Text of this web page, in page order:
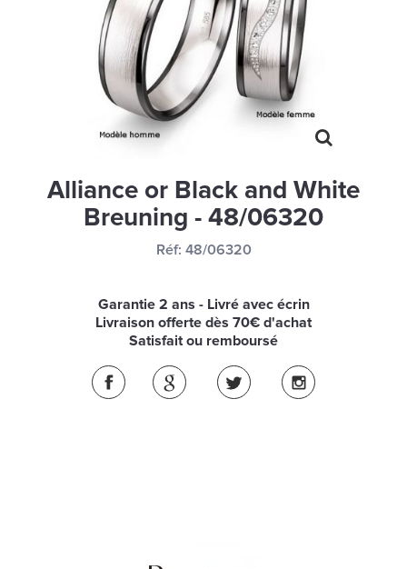
BONNES AFFAIRES
CARTES CADEAUX
IDÉE CADEAUX
QUI SOMMES NOUS
Alliance or Black and White
Breuning - 48/06320
Réf: 48/06320
Garantie 2 ans - Livré avec écrin
Livraison offerte dès 70€ d'achat
Satisfait ou remboursé